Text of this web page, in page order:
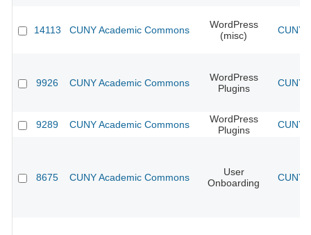
14113 CUNY Academic Commons
WordPress
(misc)
CUNY
9926 CUNY Academic Commons
WordPress
Plugins
CUNY
9289 CUNY Academic Commons
WordPress
Plugins
CUNY
8675 CUNY Academic Commons
User
Onboarding
CUNY